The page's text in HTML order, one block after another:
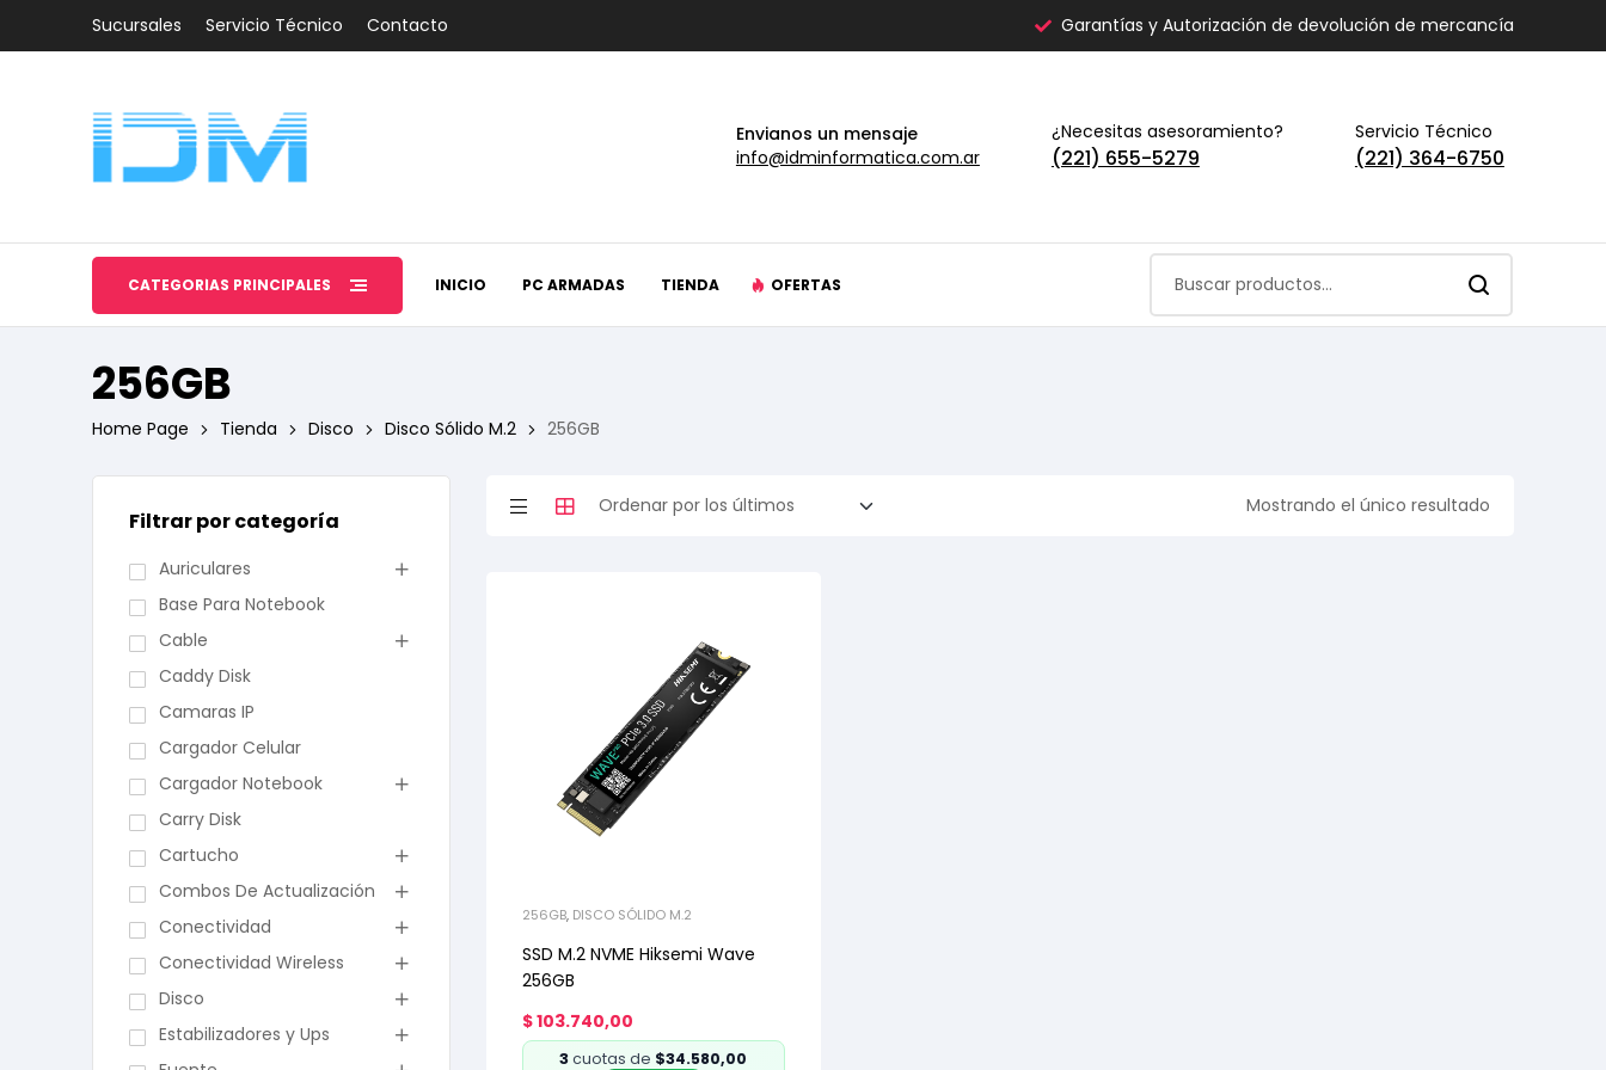
Sucursales Servicio Técnico Contacto Garantías y Autorización de devolución de mercancía
Envianos un mensaje
info@idminformatica.com.ar
¿Necesitas asesoramiento?
(221) 655-5279
Servicio Técnico
(221) 364-6750
CATEGORÍAS PRINCIPALES INICIO PC ARMADAS TIENDA OFERTAS
256GB
Home Page Tienda Disco Disco Sólido M.2 256GB
Mostrando el único resultado
256GB, DISCO SÓLIDO M.2
SSD M.2 NVME Hiksemi Wave
256GB
$103.740,00
3cuotas de $34.580,00
Filtrar por categoría
Auriculares
Base Para Notebook
Cable
Caddy Disk
Camaras IP
Cargador Celular
Cargador Notebook
Carry Disk
Cartucho
Combos De Actualización
Conectividad
Conectividad Wireless
Disco
Estabilizadores y Ups